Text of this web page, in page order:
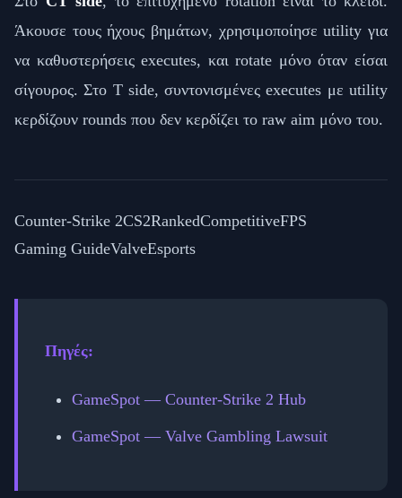
Άκουσε τους ήχους βημάτων, χρησιμοποίησε utility για
να καθυστερήσεις executes, και rotate μόνο όταν είσαι
σίγουρος. Στο T side, συντονισμένες executes με utility
κερδίζουν rounds που δεν κερδίζει το raw aim μόνο του.
Counter-Strike 2CS2RankedCompetitiveFPS
Gaming GuideValveEsports
Πηγές:
GameSpot — Counter-Strike 2 Hub
GameSpot — Valve Gambling Lawsuit